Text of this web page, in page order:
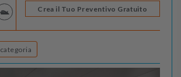
Crea il Tuo Preventivo Gratuito
Descrizione categoria